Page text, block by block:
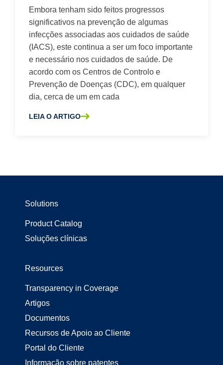
Embora tenham sido feitos progressos
significativos na prevenção de algumas
infecções associadas aos cuidados de saúde
(IACS), este continua a ser um foco importante
e necessário nos cuidados de saúde. De
acordo com os Centros de Controlo e
Prevenção de Doenças (CDC), em qualquer
dia, cerca de um em cada
LEIA O ARTIGO
SOBRE A MANTER OS PACIENTES MAIS SEGUROS,
Solutions
Product Catalog
Soluções clínicas
Resources
Transparency in Coverage
Artigos
Documentos
Recursos de Apoio ao Cliente
Portal do Cliente
Informação sobre patentes